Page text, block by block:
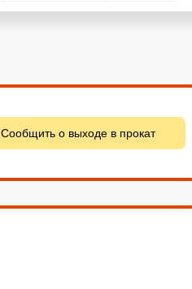
Сообщить о выходе в прокат